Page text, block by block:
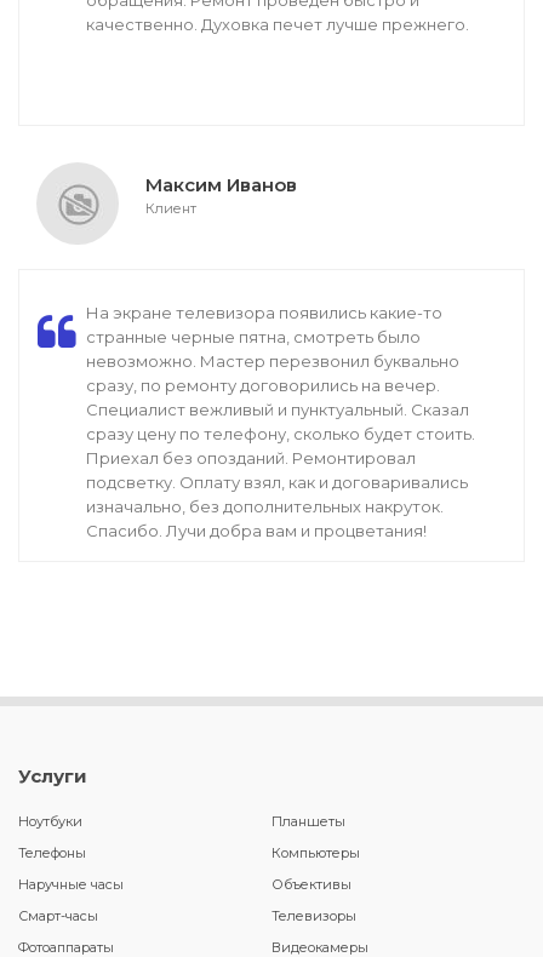
качественно. Духовка печет лучше прежнего.
Максим Иванов
Клиент
На экране телевизора появились какие-то
странные черные пятна, смотреть было
невозможно. Мастер перезвонил буквально
сразу, по ремонту договорились на вечер.
Специалист вежливый и пунктуальный. Сказал
сразу цену по телефону, сколько будет стоить.
Приехал без опозданий. Ремонтировал
подсветку. Оплату взял, как и договаривались
изначально, без дополнительных накруток.
Спасибо. Лучи добра вам и процветания!
Услуги
Ноутбуки
Планшеты
Телефоны
Компьютеры
Наручные часы
Объективы
Смарт-часы
Телевизоры
Фотоаппараты
Видеокамеры